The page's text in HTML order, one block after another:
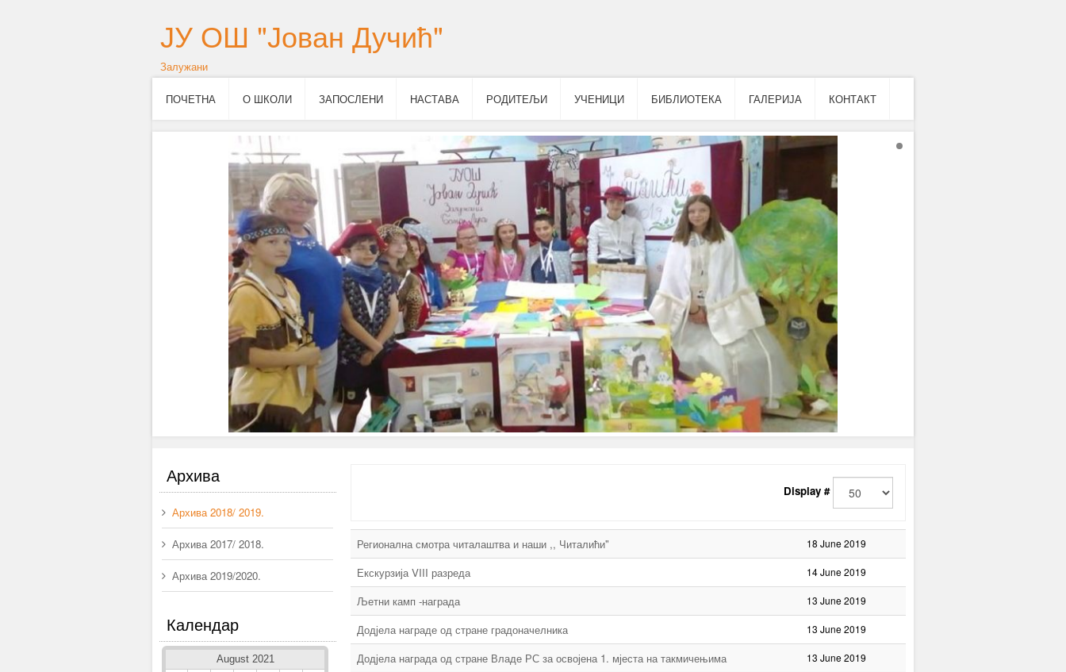
ЈУ ОШ "Јован Дучић"
Залужани
ПОЧЕТНА О ШКОЛИ ЗАПОСЛЕНИ НАСТАВА РОДИТЕЉИ УЧЕНИЦИ БИБЛИОТЕКА ГАЛЕРИЈА КОНТАКТ
Архива
Архива 2018/ 2019.
Архива 2017/ 2018.
Архива 2019/2020.
Календар
August 2021
Display #
Регионална смотра читалаштва и наши ,, Читалићи" 18 June 2019
Екскурзија VIII разреда 14 June 2019
Љетни камп -награда 13 June 2019
Додјела награде од стране градоначелника 13 June 2019
Додјела награда од стране Владе РС за освојена 1. мјеста на такмичењима 13 June 2019